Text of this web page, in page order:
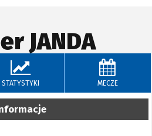
JANDA
STATYSTYKI MECZE